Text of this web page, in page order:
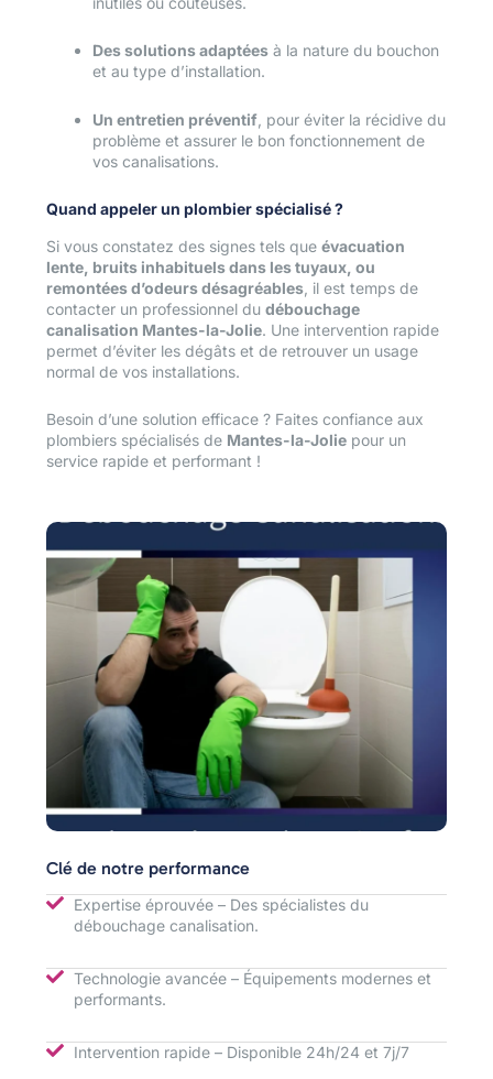
Des solutions adaptées à la nature du bouchon
et au type d’installation.
Un entretien préventif , pour éviter la récidive du
problème et assurer le bon fonctionnement de
vos canalisations.
Quand appeler un plombier spécialisé ?
Si vous constatez des signes tels que évacuation
lente, bruits inhabituels dans les tuyaux, ou
remontées d’odeurs désagréables , il est temps de
contacter un professionnel du débouchage
canalisation Mantes-la-Jolie. Une intervention rapide
permet d’éviter les dégâts et de retrouver un usage
normal de vos installations.
Besoin d’une solution efficace ? Faites confiance aux
plombiers spécialisés de Mantes-la-Jolie pour un
service rapide et performant !
Clé de notre performance
Expertise éprouvée – Des spécialistes du
débouchage canalisation.
Technologie avancée – Équipements modernes et
performants.
Intervention rapide – Disponible 24h/24 et 7j/7